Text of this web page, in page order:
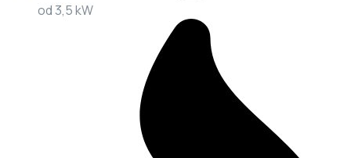
od 3,5 kW